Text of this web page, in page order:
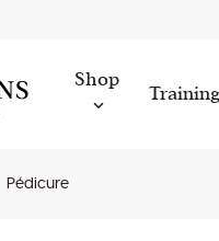
Shop
Training
Pédicure